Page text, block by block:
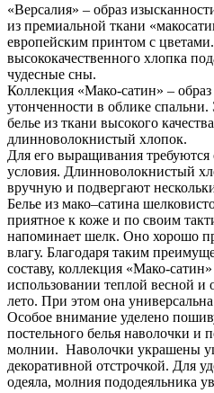
«Версалия» – образ
из премиальной ткани
европейским принтом с
высококачественного хлопка
чудесные сны.
Коллекция «Мако-сатин» – образ
утонченности в облике
белье из ткани высокого
длинноволокнистый хлопок.
Для его выращивания
условия. Длинноволокнистый
вручную и подвергают
Белье из мако–сатина
приятное к коже и по своим
напоминает шелк. Оно хорошо
влагу. Благодаря таким
составу, коллекция «Мако-
использовании теплой весной и
лето. При этом она
Особое внимание уделено
постельного белья наволочки и
молнии. Наволочки украшены
декоративной отстрочкой. Для
одеяла, молния пододеяльника